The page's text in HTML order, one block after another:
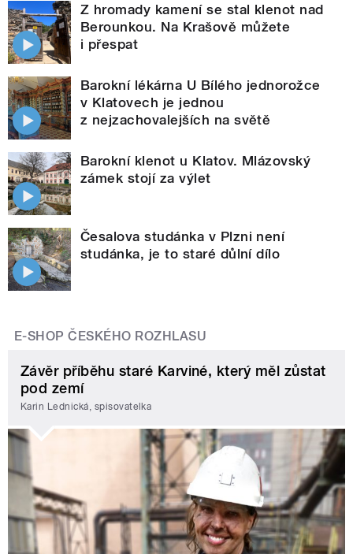
Z hromady kamení se stal klenot nad
Berounkou. Na Krašově můžete
i přespat
Barokní lékárna U Bílého jednorožce
v Klatovech je jednou
z nejzachovalejších na světě
Barokní klenot u Klatov. Mlázovský
zámek stojí za výlet
Česalova studánka v Plzni není
studánka, je to staré důlní dílo
E-SHOP ČESKÉHO ROZHLASU
Závěr příběhu staré Karviné, který měl zůstat
pod zemí
Karin Lednická, spisovatelka